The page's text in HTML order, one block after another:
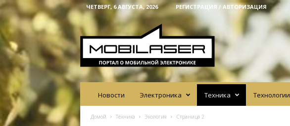
ЧЕТВЕРГ, 6 АВГУСТА, 2026 РЕГИСТРАЦИЯ / АВТОРИЗАЦИЯ
l
a
s
e
r
Новости Электроника Техника Технологии
Домой Техника Экология Страница 2